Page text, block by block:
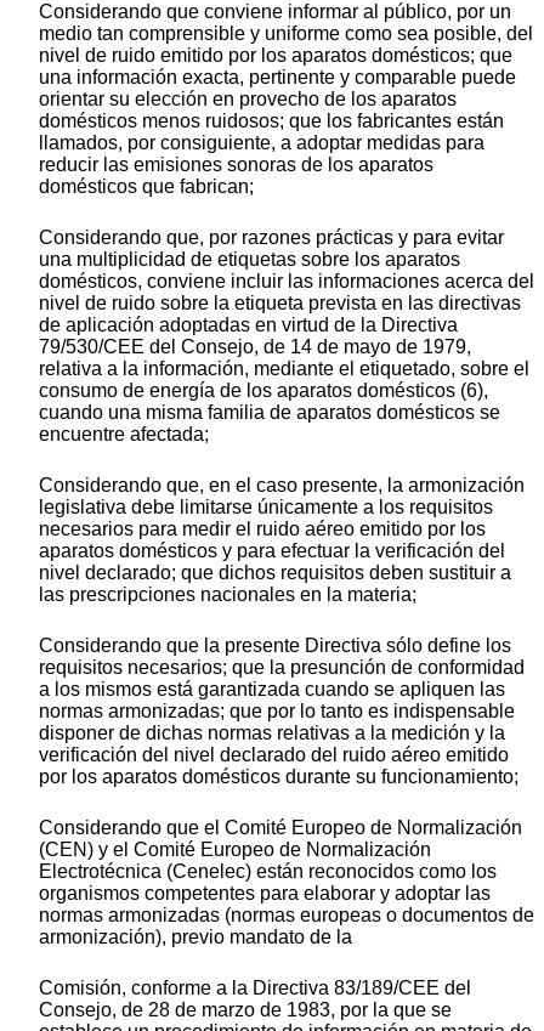
Considerando que conviene informar al público, por un
medio tan comprensible y uniforme como sea posible, del
nivel de ruido emitido por los aparatos domésticos; que
una información exacta, pertinente y comparable puede
orientar su elección en provecho de los aparatos
domésticos menos ruidosos; que los fabricantes están
llamados, por consiguiente, a adoptar medidas para
reducir las emisiones sonoras de los aparatos
domésticos que fabrican;
Considerando que, por razones prácticas y para evitar
una multiplicidad de etiquetas sobre los aparatos
domésticos, conviene incluir las informaciones acerca del
nivel de ruido sobre la etiqueta prevista en las directivas
de aplicación adoptadas en virtud de la Directiva
79/530/CEE del Consejo, de 14 de mayo de 1979,
relativa a la información, mediante el etiquetado, sobre el
consumo de energía de los aparatos domésticos (6),
cuando una misma familia de aparatos domésticos se
encuentre afectada;
Considerando que, en el caso presente, la armonización
legislativa debe limitarse únicamente a los requisitos
necesarios para medir el ruido aéreo emitido por los
aparatos domésticos y para efectuar la verificación del
nivel declarado; que dichos requisitos deben sustituir a
las prescripciones nacionales en la materia;
Considerando que la presente Directiva sólo define los
requisitos necesarios; que la presunción de conformidad
a los mismos está garantizada cuando se apliquen las
normas armonizadas; que por lo tanto es indispensable
disponer de dichas normas relativas a la medición y la
verificación del nivel declarado del ruido aéreo emitido
por los aparatos domésticos durante su funcionamiento;
Considerando que el Comité Europeo de Normalización
(CEN) y el Comité Europeo de Normalización
Electrotécnica (Cenelec) están reconocidos como los
organismos competentes para elaborar y adoptar las
normas armonizadas (normas europeas o documentos de
armonización), previo mandato de la
Comisión, conforme a la Directiva 83/189/CEE del
Consejo, de 28 de marzo de 1983, por la que se